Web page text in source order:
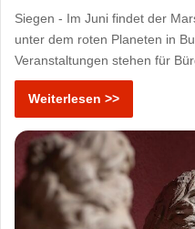
Siegen - Im Juni findet der
unter dem roten Planeten in
Veranstaltungen stehen für
Weiterlesen >>